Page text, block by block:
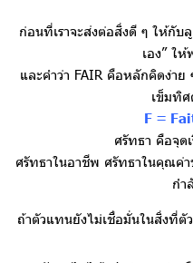
ก่อนที่เราจะส่งต่อสิ่งดี ๆ ให้กับลู
เอง” ใ
และคำว่า FAIR คือหลักคิดง่า
เข็มทิ
F =
ศรัทธา คือจุด
ศรัทธาในอาชีพ ศรัทธาในคุณค่า
กำ
ถ้าตัวแทนยังไม่เชื่อมั่นในสิ่งที่ตั